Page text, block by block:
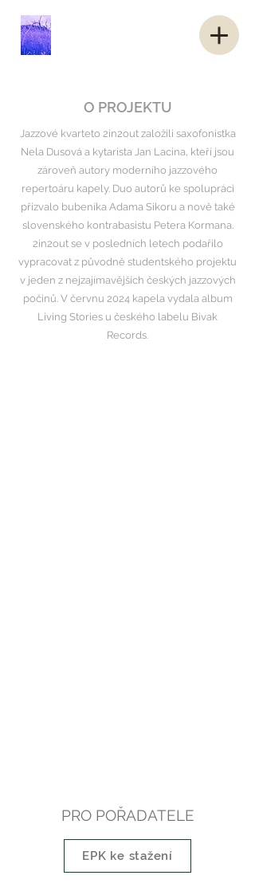
O PROJEKTU
Jazzové kvarteto 2in2out založili saxofonistka
Nela Dusová a kytarista Jan Lacina, kteří jsou
zároveň autory moderního jazzového
repertoáru kapely. Duo autorů ke spolupráci
přizvalo bubeníka Adama Sikoru a nově také
slovenského kontrabasistu Petera Kormana.
2in2out se v posledních letech podařilo
vypracovat z původně studentského projektu
v jeden z nejzajímavějších českých jazzových
počinů. V červnu 2024 kapela vydala album
Living Stories u českého labelu Bivak
Records.
PRO POŘADATELE
EPK ke stažení